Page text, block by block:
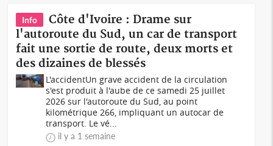
Info
Côte d'Ivoire : Drame sur
l'autoroute du Sud, un car de transport
fait une sortie de route, deux morts et
des dizaines de blessés
L'accidentUn grave accident de la circulation
s'est produit à l'aube de ce samedi 25 juillet
2026 sur l'autoroute du Sud, au point
kilométrique 266, impliquant un autocar de
transport. Le vé...
il y a 1 semaine